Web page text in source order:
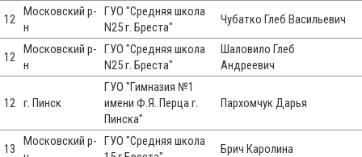
12
Московский р-
н
ГУО "Средняя школа
N25 г. Бреста"
Чубатко Глеб Васильевич
12
Московский р-
н
ГУО "Средняя школа
N25 г. Бреста"
Шаловило Глеб
Андреевич
12 г. Пинск
ГУО "Гимназия №1
имени Ф.Я. Перца г.
Пинска"
Пархомчук Дарья
13
Московский р- ГУО "Средняя школа
Брич Каролина